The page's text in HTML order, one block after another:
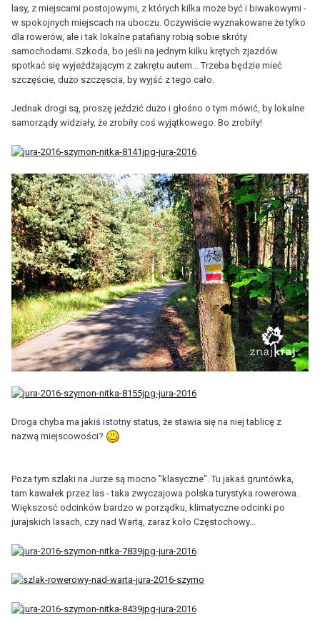
lasy, z miejscami postojowymi, z których kilka może być i biwakowymi -
w spokojnych miejscach na uboczu. Oczywiście wyznakowane że tylko
dla rowerów, ale i tak lokalne patafiany robią sobie skróty
samochodami. Szkoda, bo jeśli na jednym kilku krętych zjazdów
spotkać się wyjeżdżającym z zakrętu autem... Trzeba będzie mieć
szczęście, dużo szczęscia, by wyjść z tego cało.
Jednak drogi są, proszę jeździć dużo i głośno o tym mówić, by lokalne
samorządy widziały, że zrobiły coś wyjątkowego. Bo zrobiły!
Droga chyba ma jakiś istotny status, że stawia się na niej tablicę z
nazwą miejscowości?
Poza tym szlaki na Jurze są mocno "klasyczne". Tu jakaś gruntówka,
tam kawałek przez las - taka zwyczajowa polska turystyka rowerowa.
Większosć odcinków bardzo w porządku, klimatyczne odcinki po
jurajskich lasach, czy nad Wartą, zaraz koło Częstochowy...